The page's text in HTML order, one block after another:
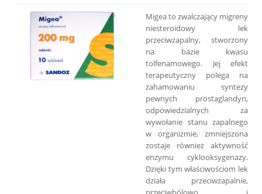
Migea to zwalczający migreny
niesteroidowy lek
przeciwzapalny, stworzony
na bazie kwasu
tolfenamowego. Jej efekt
terapeutyczny polega na
zahamowaniu syntezy
pewnych prostaglandyn,
odpowiedzialnych za
wywołanie stanu zapalnego
w organizmie, zmniejszona
zostaje również aktywność
enzymu cyklooksygenazy.
Dzięki tym właściwościom lek
działa przeciwzapalnie,